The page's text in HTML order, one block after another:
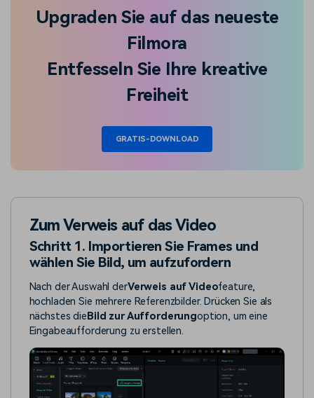
Upgraden Sie auf das neueste
Filmora
Entfesseln Sie Ihre kreative
Freiheit
GRATIS-DOWNLOAD
Zum Verweis auf das Video
Schritt 1. Importieren Sie Frames und
wählen Sie Bild, um aufzufordern
Nach der Auswahl derVerweis auf Videofeature,
hochladen Sie mehrere Referenzbilder. Drücken Sie als
nächstes die Bild zur Aufforderungoption, um eine
Eingabeaufforderung zu erstellen.